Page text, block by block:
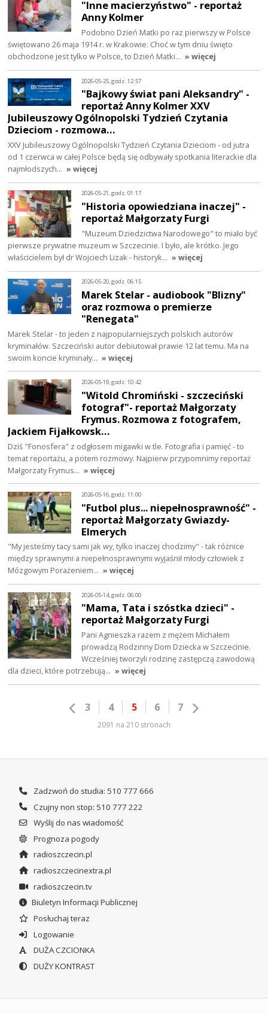
"Inne macierzyństwo" - reportaż
Anny Kolmer
Podobno Dzień Matki po raz pierwszy w Polsce
świętowano 26 maja 1914 r. w Krakowie. Choć w tym dniu święto
obchodzone jest tylko w Polsce, to Dzień Matki… » więcej
2026-05-25, godz. 12:57
"Bajkowy świat pani Aleksandry" -
reportaż Anny Kolmer XXV
Jubileuszowy Ogólnopolski Tydzień Czytania
Dzieciom - rozmowa…
XXV Jubileuszowy Ogólnopolski Tydzień Czytania Dzieciom - od jutra
od 1 czerwca w całej Polsce będą się odbywały spotkania literackie dla
najmłodszych… » więcej
2026-05-21, godz. 01:17
"Historia opowiedziana inaczej" -
reportaż Małgorzaty Furgi
"Muzeum Dziedzictwa Narodowego" to miało być
pierwsze prywatne muzeum w Szczecinie. I było, ale krótko. Jego
właścicielem był dr Wojciech Lizak - historyk… » więcej
2026-05-20, godz. 06:15
Marek Stelar - audiobook "Blizny"
oraz rozmowa o premierze
"Renegata"
Marek Stelar - to jeden z najpopularniejszych polskich autorów
kryminałów. Szczeciński autor debiutował prawie 12 lat temu. Ma na
swoim koncie kryminały… » więcej
2026-05-19, godz. 10:42
"Witold Chromiński - szczeciński
fotograf"- reportaż Małgorzaty
Frymus. Rozmowa z fotografem,
Jackiem Fijałkowsk…
Dziś "Fonosfera" z odgłosem migawki w tle. Fotografia i pamięć - to
temat reportażu, a potem rozmowy. Najpierw przypomnimy reportaż
Małgorzaty Frymus… » więcej
2026-05-16, godz. 11:00
"Futbol plus... niepełnosprawność" -
reportaż Małgorzaty Gwiazdy-
Elmerych
"My jesteśmy tacy sami jak wy, tylko inaczej chodzimy" - tak różnice
między sprawnymi a niepełnosprawnymi wyjaśnił młody człowiek z
Mózgowym Porażeniem… » więcej
2026-05-14, godz. 06:00
"Mama, Tata i szóstka dzieci" -
reportaż Małgorzaty Furgi
Pani Agnieszka razem z mężem Michałem
prowadzą Rodzinny Dom Dziecka w Szczecinie.
Wcześniej tworzyli rodzinę zastępczą zawodową
dla dzieci, które potrzebują… » więcej
3 4 5 6 7
2091 na 210 stronach
Zadzwoń do studia: 510 777 666
Czujny non stop: 510 777 222
Wyślij do nas wiadomość
Prognoza pogody
radioszczecin.pl
radioszczecinextra.pl
radioszczecin.tv
Biuletyn Informacji Publicznej
Posłuchaj teraz
Logowanie
DUŻA CZCIONKA
DUŻY KONTRAST